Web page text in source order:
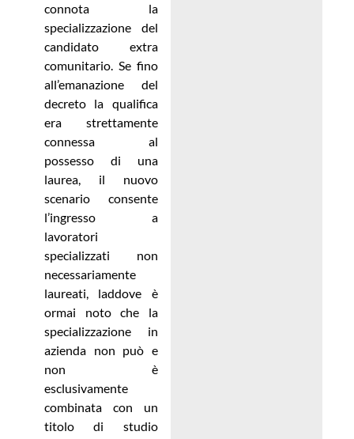
connota la
specializzazione del
candidato extra
comunitario. Se fino
all’emanazione del
decreto la qualifica
era strettamente
connessa al
possesso di una
laurea, il nuovo
scenario consente
l’ingresso a
lavoratori
specializzati non
necessariamente
laureati, laddove è
ormai noto che la
specializzazione in
azienda non può e
non è
esclusivamente
combinata con un
titolo di studio